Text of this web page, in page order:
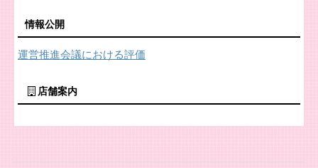
情報公開
運営推進会議における評価
店舗案内